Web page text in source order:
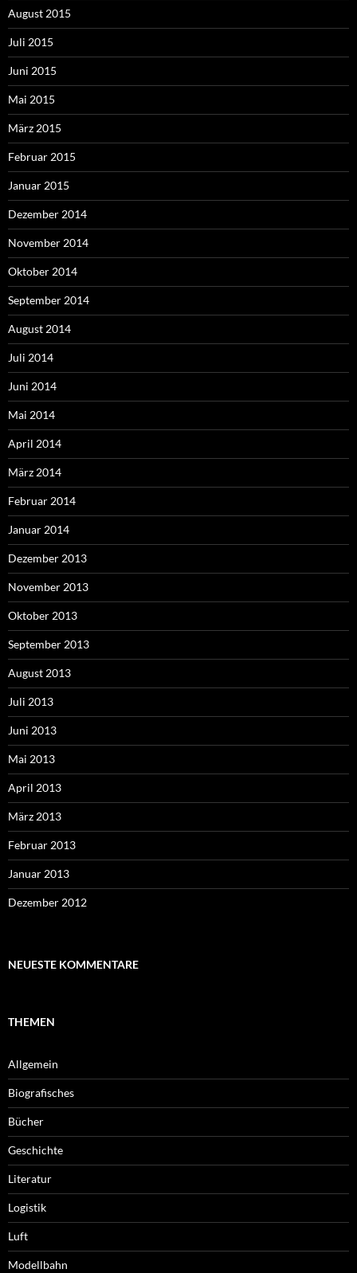
August 2015
Juli 2015
Juni 2015
Mai 2015
März 2015
Februar 2015
Januar 2015
Dezember 2014
November 2014
Oktober 2014
September 2014
August 2014
Juli 2014
Juni 2014
Mai 2014
April 2014
März 2014
Februar 2014
Januar 2014
Dezember 2013
November 2013
Oktober 2013
September 2013
August 2013
Juli 2013
Juni 2013
Mai 2013
April 2013
März 2013
Februar 2013
Januar 2013
Dezember 2012
NEUESTE KOMMENTARE
THEMEN
Allgemein
Biografisches
Bücher
Geschichte
Literatur
Logistik
Luft
Modellbahn